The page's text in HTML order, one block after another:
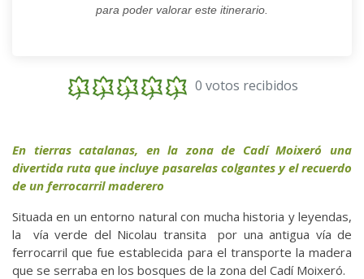
para poder valorar este itinerario.
0 votos recibidos
En tierras catalanas, en la zona de Cadí Moixeró una
divertida ruta que incluye pasarelas colgantes y el recuerdo
de un ferrocarril maderero
Situada en un entorno natural con mucha historia y leyendas,
la vía verde del Nicolau transita por una antigua vía de
ferrocarril que fue establecida para el transporte la madera
que se serraba en los bosques de la zona del Cadí Moixeró.